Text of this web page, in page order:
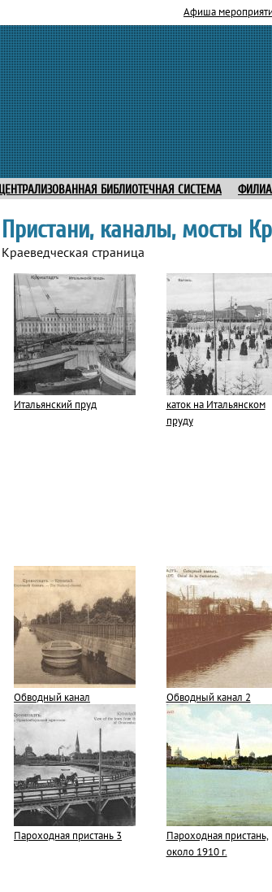
Афиша
ЦЕНТРАЛИЗОВАННАЯ БИБЛИОТЕЧНАЯ СИСТЕМА
Пристани, каналы, мосты
Краеведческая страница
Итальянский пруд
каток на Итальянском
пруду
Обводный канал Обводный канал 2
Пароходная пристань 3
Пароходная пристань,
около 1910 г.